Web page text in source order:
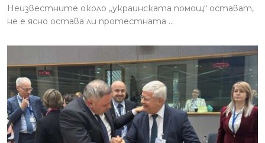
Неизвестните около „украинската помощ“ остават,
не е ясно остава ли протестната ...